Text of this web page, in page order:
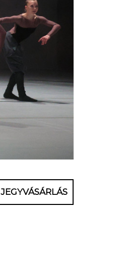
JEGYVÁSÁRLÁS